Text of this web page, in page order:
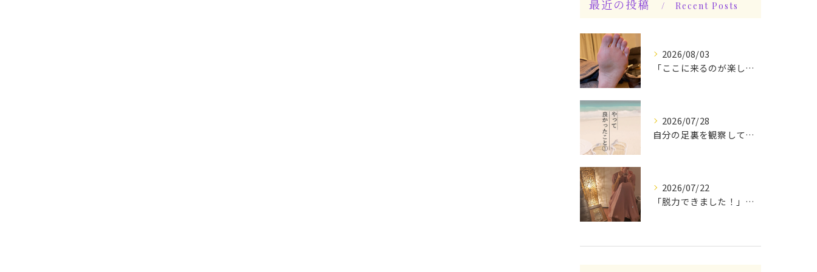
最近の投稿 Recent Posts
2026/08/03
「ここに来るのが楽しみです♪」と、言っていただけます◎
2026/07/28
自分の足裏を観察してみる！やって良かったぁ〜♪
2026/07/22
「脱力できました！」今日は私の時間♪全身メンテナンスデー☆